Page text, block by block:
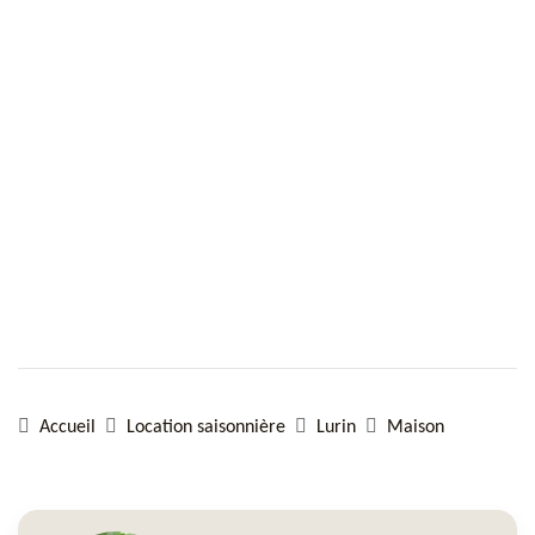
Accueil Location saisonnière Lurin Maison